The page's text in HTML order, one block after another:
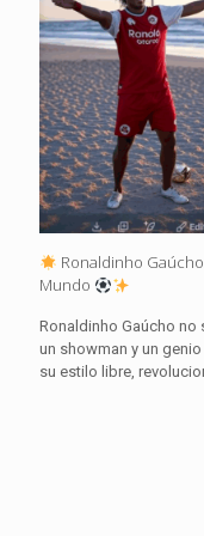
Ronaldinho
Mundo
Ronaldinho Gaúcho
un showman y un
su estilo libre,